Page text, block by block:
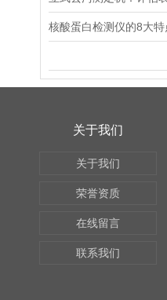
核酸蛋白检测仪的8大特
关于我们
关于我们
荣誉资质
在线留言
联系我们